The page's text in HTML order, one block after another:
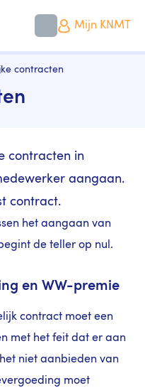
Mijn KNMT
contracten
contracten in
aangaan.
contract.
het aangaan van
de teller op nul.
en WW-premie
contract moet een
met het feit dat er aan
niet aanbieden van
moet